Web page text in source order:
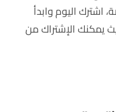
اشترك اليوم وابدأ
يمكنك الإشتراك من